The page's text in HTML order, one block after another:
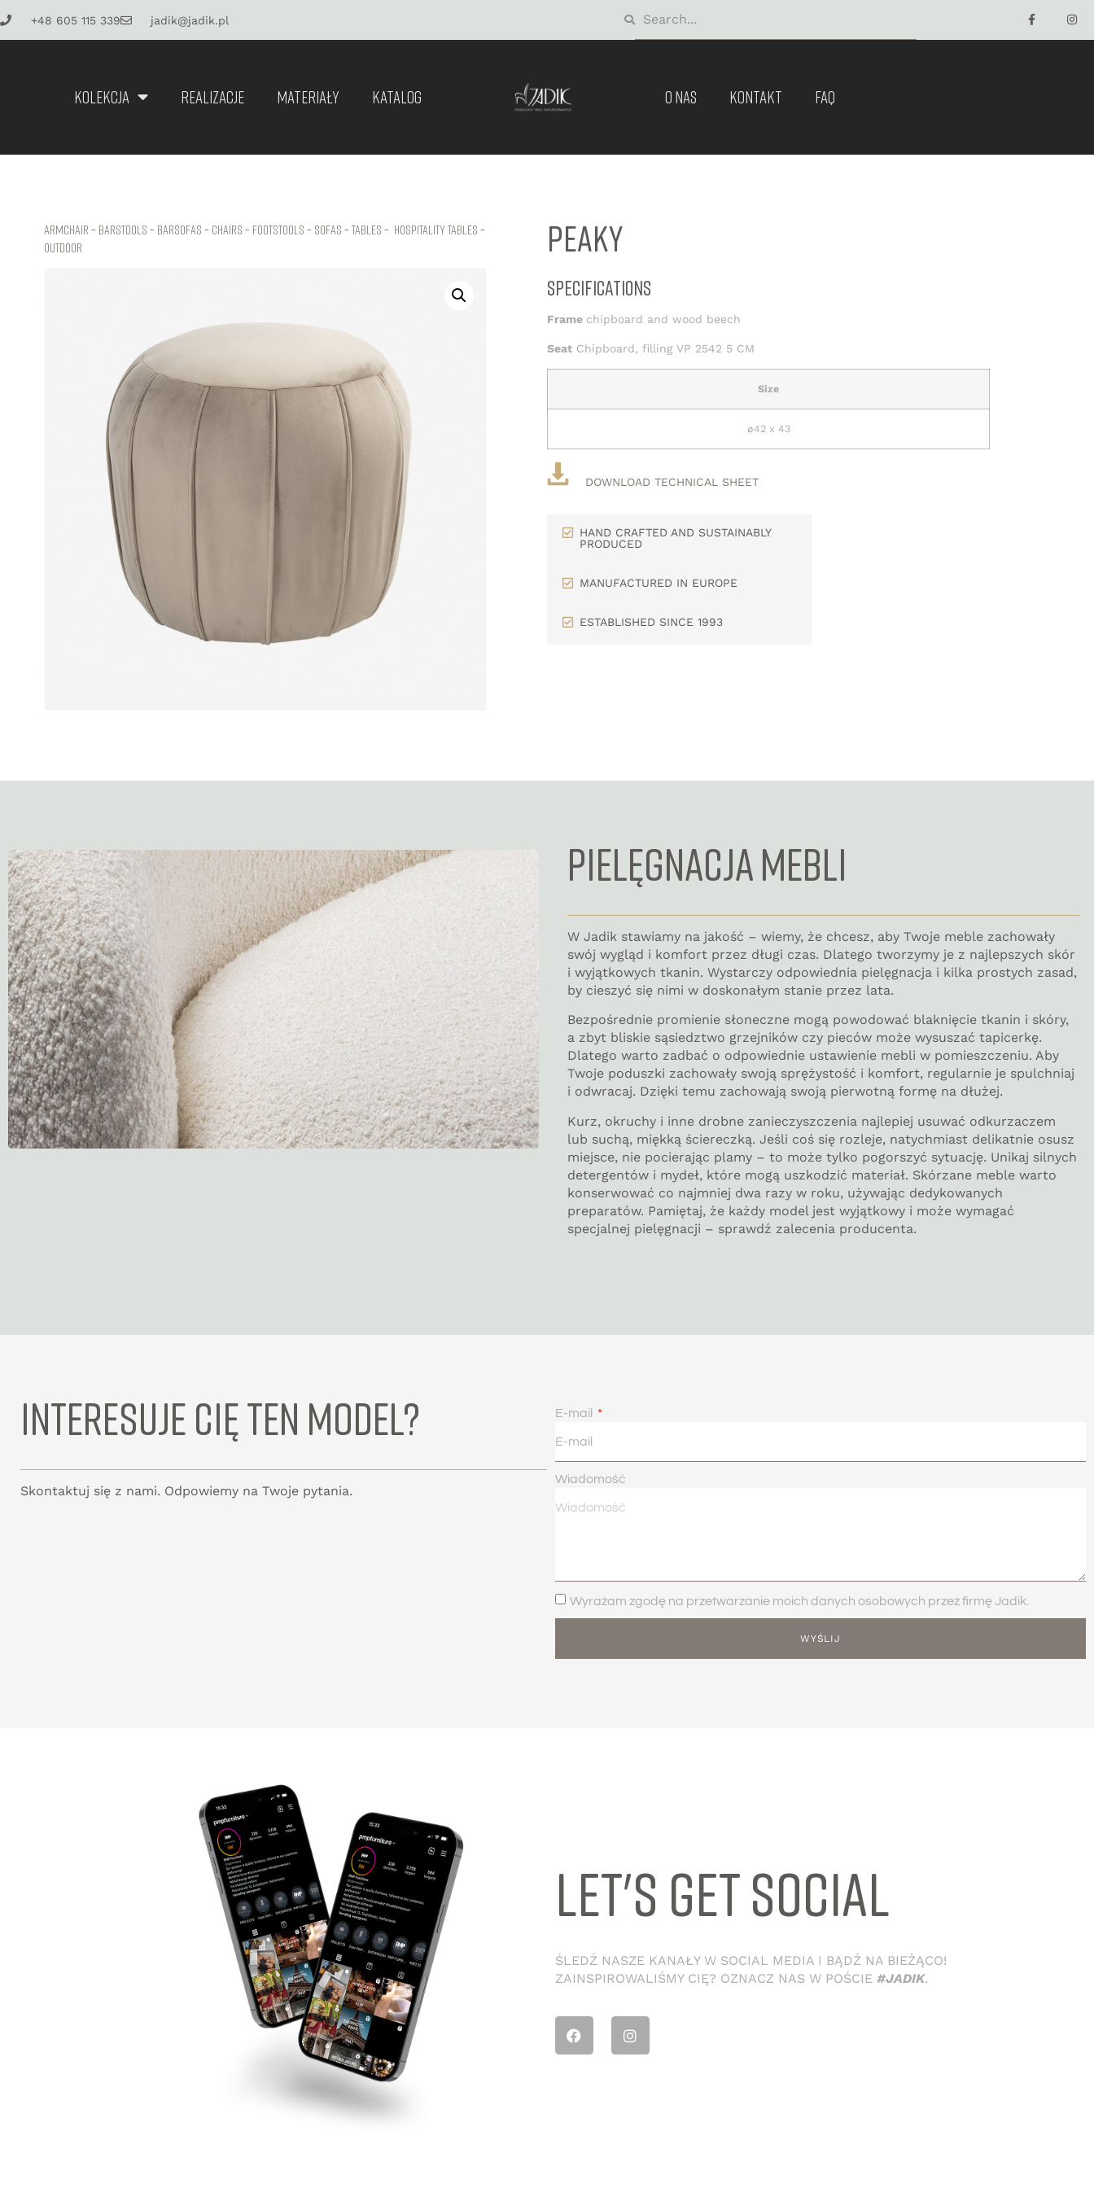
+48 605 115 339 jadik@jadik.pl
KOLEKCJA REALIZACJE MATERIAŁY KATALOG O NAS KONTAKT FAQ
Armchair – Barstools – Barsofas – Chairs – Footstools – Sofas – Tables – hospitality tables –
Outdoor
PEAKY
SPECIFICATIONS
Frame chipboard and wood beech
Seat Chipboard, filling VP 2542 5 CM
Size
ø42 x 43
DOWNLOAD TECHNICAL SHEET
HAND CRAFTED AND SUSTAINABLY
PRODUCED
MANUFACTURED IN EUROPE
ESTABLISHED SINCE 1993
PIELĘGNACJA MEBLI
W Jadik stawiamy na jakość – wiemy, że chcesz, aby Twoje meble zachowały
swój wygląd i komfort przez długi czas. Dlatego tworzymy je z najlepszych skór
i wyjątkowych tkanin. Wystarczy odpowiednia pielęgnacja i kilka prostych zasad,
by cieszyć się nimi w doskonałym stanie przez lata.
Bezpośrednie promienie słoneczne mogą powodować blaknięcie tkanin i skóry,
a zbyt bliskie sąsiedztwo grzejników czy pieców może wysuszać tapicerkę.
Dlatego warto zadbać o odpowiednie ustawienie mebli w pomieszczeniu. Aby
Twoje poduszki zachowały swoją sprężystość i komfort, regularnie je spulchniaj
i odwracaj. Dzięki temu zachowają swoją pierwotną formę na dłużej.
Kurz, okruchy i inne drobne zanieczyszczenia najlepiej usuwać odkurzaczem
lub suchą, miękką ściereczką. Jeśli coś się rozleje, natychmiast delikatnie osusz
miejsce, nie pocierając plamy – to może tylko pogorszyć sytuację. Unikaj silnych
detergentów i mydeł, które mogą uszkodzić materiał. Skórzane meble warto
konserwować co najmniej dwa razy w roku, używając dedykowanych
preparatów. Pamiętaj, że każdy model jest wyjątkowy i może wymagać
specjalnej pielęgnacji – sprawdź zalecenia producenta.
INTERESUJE CIĘ TEN MODEL?
Skontaktuj się z nami. Odpowiemy na Twoje pytania.
E-mail
Wiadomość
Wyrażam zgodę na przetwarzanie moich danych osobowych przez firmę Jadik.
WYŚLIJ
LET'S GET SOCIAL
ŚLEDŹ NASZE KANAŁY W SOCIAL MEDIA I BĄDŹ NA BIEŻĄCO!
ZAINSPIROWALIŚMY CIĘ? OZNACZ NAS W POŚCIE #JADIK.